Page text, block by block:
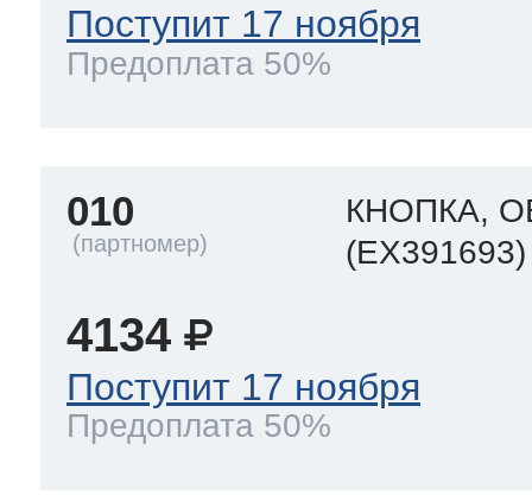
Поступит 17 ноября
Предоплата 50%
010
КНОПКА,
(EX391693)
4134
Поступит 17 ноября
Предоплата 50%